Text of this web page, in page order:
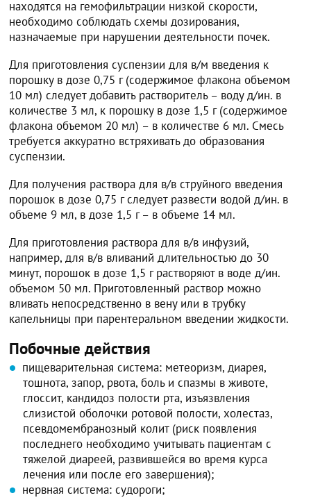
находятся на гемофильтрации низкой скорости,
необходимо соблюдать схемы дозирования,
назначаемые при нарушении деятельности почек.
Для приготовления суспензии для в/м введения к
порошку в дозе 0,75 г (содержимое флакона объемом
10 мл) следует добавить растворитель – воду д/ин. в
количестве 3 мл, к порошку в дозе 1,5 г (содержимое
флакона объемом 20 мл) – в количестве 6 мл. Смесь
требуется аккуратно встряхивать до образования
суспензии.
Для получения раствора для в/в струйного введения
порошок в дозе 0,75 г следует развести водой д/ин. в
объеме 9 мл, в дозе 1,5 г – в объеме 14 мл.
Для приготовления раствора для в/в инфузий,
например, для в/в вливаний длительностью до 30
минут, порошок в дозе 1,5 г растворяют в воде д/ин.
объемом 50 мл. Приготовленный раствор можно
вливать непосредственно в вену или в трубку
капельницы при парентеральном введении жидкости.
Побочные действия
пищеварительная система: метеоризм, диарея,
тошнота, запор, рвота, боль и спазмы в животе,
глоссит, кандидоз полости рта, изъязвления
слизистой оболочки ротовой полости, холестаз,
псевдомембранозный колит (риск появления
последнего необходимо учитывать пациентам с
тяжелой диареей, развившейся во время курса
лечения или после его завершения);
нервная система: судороги;